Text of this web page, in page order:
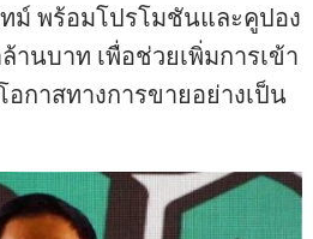
ม์ พร้อมโปรโมชันและคูปอง
านบาท เพื่อช่วยเพิ่มการเข้า
กาสทางการขายอย่างเป็น